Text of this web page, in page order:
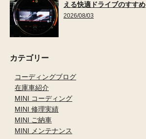
える快適ドライブのすすめ
2026/08/03
カテゴリー
コーディングブログ
在庫車紹介
MINI コーディング
MINI 修理実績
MINI ご納車
MINI メンテナンス